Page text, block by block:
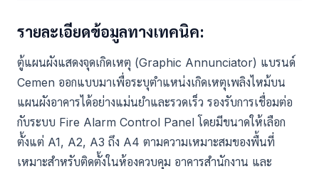
รายละเอียดข้อมูลทางเทคนิค:
ตู้แผนผังแสดงจุดเกิดเหตุ (Graphic Annunciator) แบรนด์
Cemen ออกแบบมาเพื่อระบุตำแหน่งเกิดเหตุเพลิงไหม้บน
แผนผังอาคารได้อย่างแม่นยำและรวดเร็ว รองรับการเชื่อมต่อ
กับระบบ Fire Alarm Control Panel โดยมีขนาดให้เลือก
ตั้งแต่ A1, A2, A3 ถึง A4 ตามความเหมาะสมของพื้นที่
เหมาะสำหรับติดตั้งในห้องควบคุม อาคารสำนักงาน และ